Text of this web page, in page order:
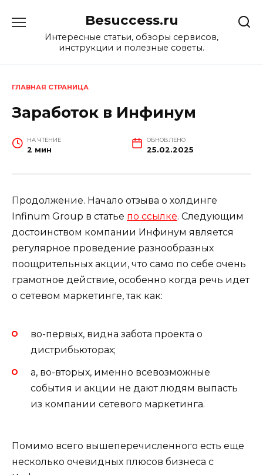
содержанию
Besuccess.ru
Интересные статьи, обзоры сервисов,
инструкции и полезные советы.
ГЛАВНАЯ СТРАНИЦА
Заработок в Инфинум
НА ЧТЕНИЕ
2 мин
ОБНОВЛЕНО
25.02.2025
Продолжение. Начало отзыва о холдинге
Infinum Group в статье по ссылке. Следующим
достоинством компании Инфинум является
регулярное проведение разнообразных
поощрительных акции, что само по себе очень
грамотное действие, особенно когда речь идет
о сетевом маркетинге, так как:
во-первых, видна забота проекта о
дистрибьюторах;
а, во-вторых, именно всевозможные
события и акции не дают людям выпасть
из компании сетевого маркетинга.
Помимо всего вышеперечисленного есть еще
несколько очевидных плюсов бизнеса с